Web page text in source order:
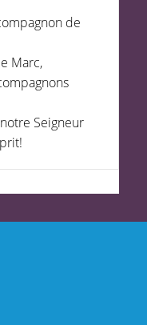
de
Marc,
Seigneur